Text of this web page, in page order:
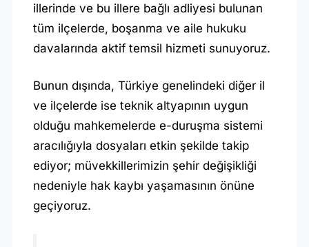
illerinde ve bu illere bağlı adliyesi bulunan
tüm ilçelerde, boşanma ve aile hukuku
davalarında aktif temsil hizmeti sunuyoruz.
Bunun dışında, Türkiye genelindeki diğer il
ve ilçelerde ise teknik altyapının uygun
olduğu mahkemelerde e-duruşma sistemi
aracılığıyla dosyaları etkin şekilde takip
ediyor; müvekkillerimizin şehir değişikliği
nedeniyle hak kaybı yaşamasının önüne
geçiyoruz.